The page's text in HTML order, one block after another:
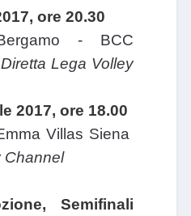
ore 20.30
- BCC
Diretta Lega Volley
2017, ore 18.00
Villas Siena
Channel
Semifinali